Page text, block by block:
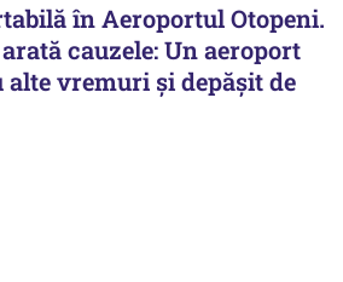
în Aeroportul Otopeni.
cauzele: Un aeroport
vremuri și depășit de